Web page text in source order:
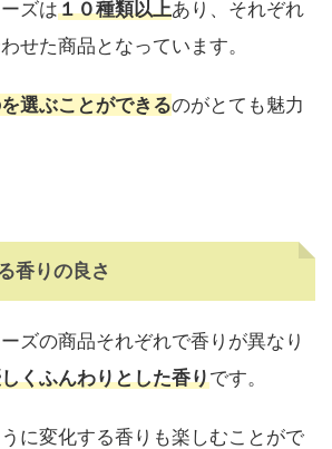
ズは１０種類以上あり、それぞれ
せた商品となっています。
選ぶことができるのがとても魅力
香りの良さ
ズの商品それぞれで香りが異なり
くふんわりとした香りです。
に変化する香りも楽しむことがで